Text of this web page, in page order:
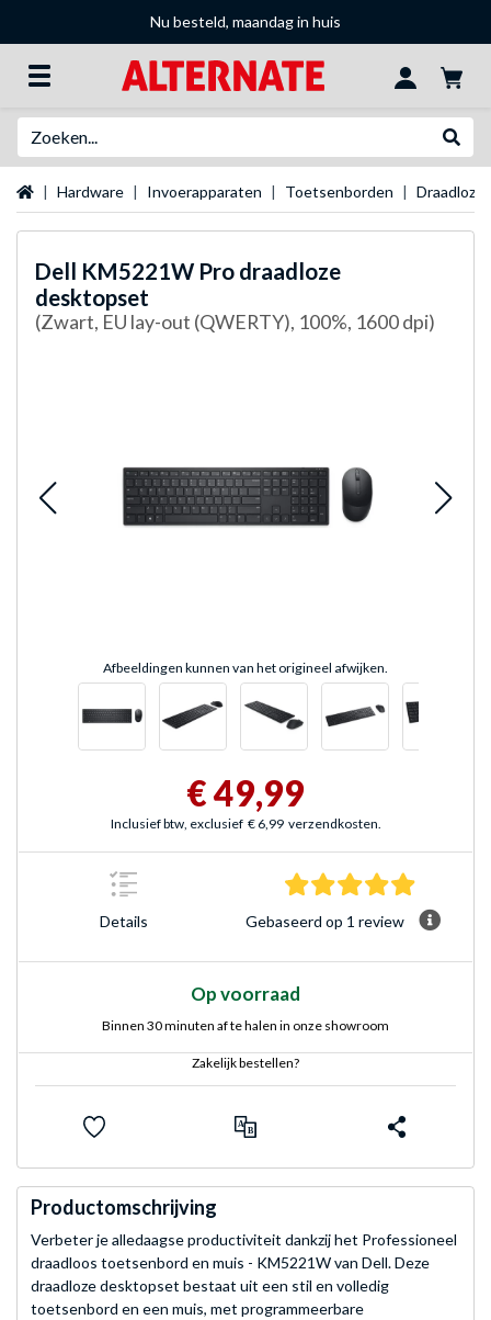
Nu besteld, maandag in huis
Startpagina
Hardware Invoerapparaten Toetsenborden
Dell KM5221W Pro draadloze
desktopset
(Zwart, EU lay-out (QWERTY), 100%, 1600 dpi)
Afbeeldingen kunnen van het origineel afwijken.
€ 49,99
Inclusief btw, exclusief € 6,99 verzendkosten.
Details Gebaseerd op 1 review
Op voorraad
Binnen 30 minuten af te halen in onze showroom
Zakelijk bestellen?
Productomschrijving
Verbeter je alledaagse productiviteit dankzij het Professioneel
draadloos toetsenbord en muis - KM5221W van Dell. Deze
draadloze desktopset bestaat uit een stil en volledig
toetsenbord en een muis, met programmeerbare